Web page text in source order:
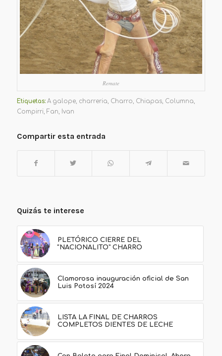
Remate
Etiquetas: A galope, charreria, Charro, Chiapas, Columna,
Compirri, Fan, Ivan
Compartir esta entrada
Quizás te interese
PLETÓRICO CIERRE DEL
“NACIONALITO” CHARRO
Clamorosa inauguración oficial de San
Luis Potosí 2024
LISTA LA FINAL DE CHARROS
COMPLETOS DIENTES DE LECHE